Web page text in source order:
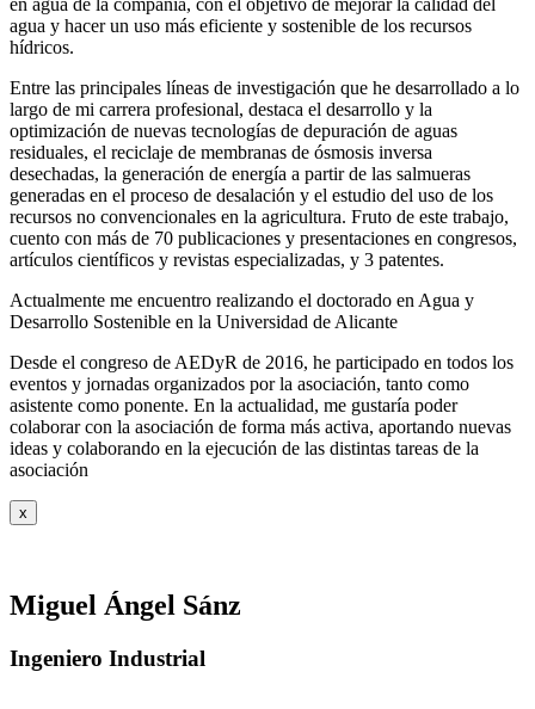
en agua de la compañía, con el objetivo de mejorar la calidad del
agua y hacer un uso más eficiente y sostenible de los recursos
hídricos.
Entre las principales líneas de investigación que he desarrollado a lo
largo de mi carrera profesional, destaca el desarrollo y la
optimización de nuevas tecnologías de depuración de aguas
residuales, el reciclaje de membranas de ósmosis inversa
desechadas, la generación de energía a partir de las salmueras
generadas en el proceso de desalación y el estudio del uso de los
recursos no convencionales en la agricultura. Fruto de este trabajo,
cuento con más de 70 publicaciones y presentaciones en congresos,
artículos científicos y revistas especializadas, y 3 patentes.
Actualmente me encuentro realizando el doctorado en Agua y
Desarrollo Sostenible en la Universidad de Alicante
Desde el congreso de AEDyR de 2016, he participado en todos los
eventos y jornadas organizados por la asociación, tanto como
asistente como ponente. En la actualidad, me gustaría poder
colaborar con la asociación de forma más activa, aportando nuevas
ideas y colaborando en la ejecución de las distintas tareas de la
asociación
x
Miguel Ángel Sánz
Ingeniero Industrial